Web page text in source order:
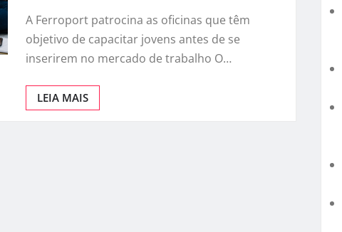
A Ferroport patrocina as oficinas que têm
objetivo de capacitar jovens antes de se
inserirem no mercado de trabalho O…
LEIA MAIS